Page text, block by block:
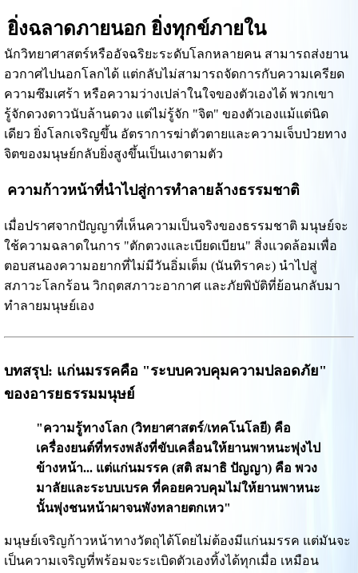
ยิ่งฉลาดภายนอก ยิ่งทุกข์ภายใน
นักวิทยาศาสตร์หรืออัจฉริยะระดับโลกหลายคน สามารถส่งยาน
อวกาศไปนอกโลกได้ แต่กลับไม่สามารถจัดการกับความเครียด
ความซึมเศร้า หรือความว่างเปล่าในใจของตัวเองได้ พวกเขา
รู้จักดวงดาวนับล้านดวง แต่ไม่รู้จัก "จิต" ของตัวเองแม้แต่นิด
เดียว ยิ่งโลกเจริญขึ้น อัตราการฆ่าตัวตายและความเจ็บป่วยทาง
จิตของมนุษย์กลับยิ่งสูงขึ้นเป็นเงาตามตัว
ความก้าวหน้าที่นำไปสู่การทำลายล้างธรรมชาติ
เมื่อปราศจากปัญญาที่เห็นความเป็นจริงของธรรมชาติ มนุษย์จะ
ใช้ความฉลาดในการ "ตักตวงและเบียดเบียน" สิ่งแวดล้อมเพื่อ
ตอบสนองความอยากที่ไม่มีวันอิ่มเต็ม (นันทิราคะ) นำไปสู่
สภาวะโลกร้อน วิกฤตสภาวะอากาศ และภัยพิบัติที่ย้อนกลับมา
ทำลายมนุษย์เอง
บทสรุป: แก่นมรรคคือ "ระบบควบคุมความปลอดภัย"
ของอารยธรรมมนุษย์
"ความรู้ทางโลก (วิทยาศาสตร์/เทคโนโลยี) คือ
เครื่องยนต์ที่ทรงพลังที่ขับเคลื่อนให้ยานพาหนะพุ่งไป
ข้างหน้า... แต่แก่นมรรค (สติ สมาธิ ปัญญา) คือ พวง
มาลัยและระบบเบรค ที่คอยควบคุมไม่ให้ยานพาหนะ
นั้นพุ่งชนหน้าผาจนพังทลายตกเหว"
มนุษย์เจริญก้าวหน้าทางวัตถุได้โดยไม่ต้องมีแก่นมรรค แต่มันจะ
เป็นความเจริญที่พร้อมจะระเบิดตัวเองทิ้งได้ทุกเมื่อ เหมือน